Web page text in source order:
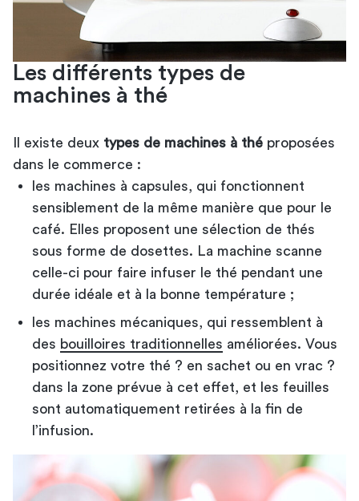
Les différents types de
machines à thé
Il existe deux types de machines à thé proposées
dans le commerce :
les machines à capsules, qui fonctionnent
sensiblement de la même manière que pour le
café. Elles proposent une sélection de thés
sous forme de dosettes. La machine scanne
celle-ci pour faire infuser le thé pendant une
durée idéale et à la bonne température ;
les machines mécaniques, qui ressemblent à
des bouilloires traditionnelles améliorées. Vous
positionnez votre thé ? en sachet ou en vrac ?
dans la zone prévue à cet effet, et les feuilles
sont automatiquement retirées à la fin de
l’infusion.